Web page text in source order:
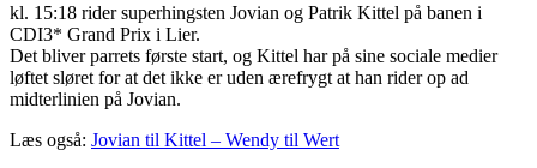
kl. 15:18 rider superhingsten Jovian og Patrik Kittel på banen i
CDI3* Grand Prix i Lier.
Det bliver parrets første start, og Kittel har på sine sociale medier
løftet sløret for at det ikke er uden ærefrygt at han rider op ad
midterlinien på Jovian.
Læs også: Jovian til Kittel – Wendy til Wert